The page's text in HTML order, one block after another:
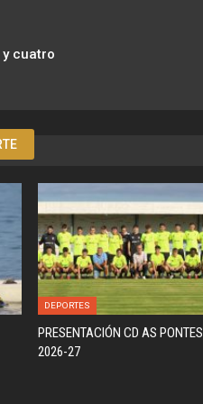
y cuatro
DEPORTES
PRESENTACIÓN CD AS PONTES
2026-27